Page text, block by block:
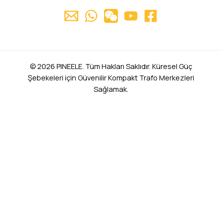
© 2026 PINEELE. Tüm Hakları Saklıdır. Küresel Güç
Şebekeleri için Güvenilir Kompakt Trafo Merkezleri
Sağlamak.